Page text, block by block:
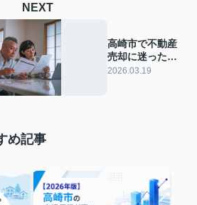
NEXT
高崎市で不動産
売却に迷った時
どうする？判断
2026.03.19
め記事